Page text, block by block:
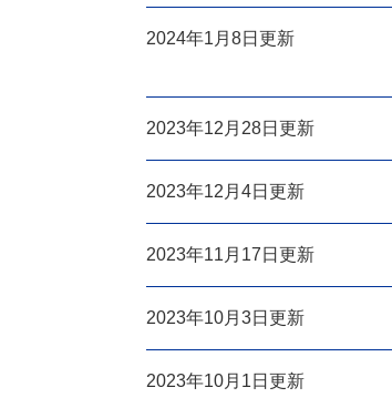
2024年1月8日更新
2023年12月28日更新
2023年12月4日更新
2023年11月17日更新
2023年10月3日更新
2023年10月1日更新